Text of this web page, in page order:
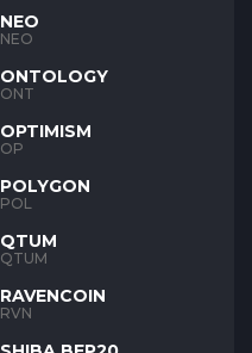
NEO
NEO
ONTOLOGY
ONT
OPTIMISM
OP
POLYGON
POL
QTUM
QTUM
RAVENCOIN
RVN